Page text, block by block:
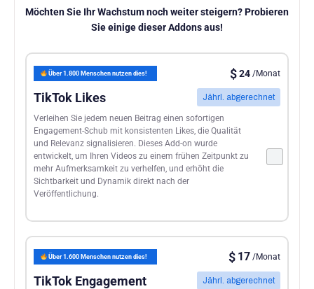
Möchten Sie Ihr Wachstum noch weiter steigern? Probieren
Sie einige dieser Addons aus!
Über 1.800 Menschen nutzen dies! $24 /Monat
Jährl. abgerechnet
TikTok Likes
Verleihen Sie jedem neuen Beitrag einen sofortigen
Engagement-Schub mit konsistenten Likes, die Qualität
und Relevanz signalisieren. Dieses Add-on wurde
entwickelt, um Ihren Videos zu einem frühen Zeitpunkt zu
mehr Aufmerksamkeit zu verhelfen, und erhöht die
Sichtbarkeit und Dynamik direkt nach der
Veröffentlichung.
Über 1.600 Menschen nutzen dies! $ 17 /Monat
Jährl. abgerechnet
TikTok Engagement